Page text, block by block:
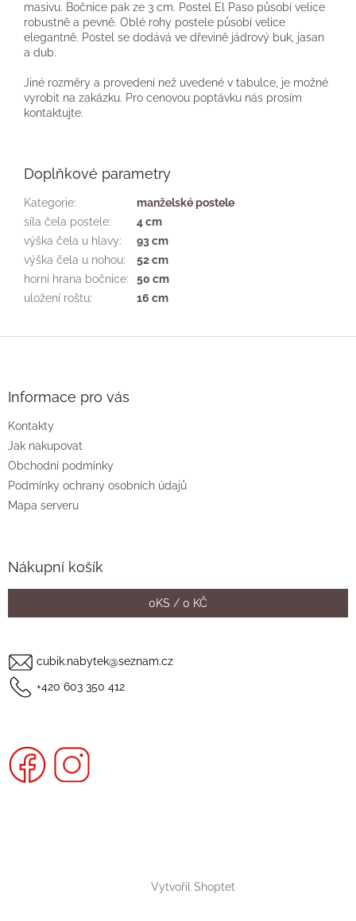
masivu. Bočnice pak ze 3 cm. Postel El Paso působí velice
robustně a pevně. Oblé rohy postele působí velice
elegantně. Postel se dodává ve dřevině jádrový buk, jasan
a dub.
Jiné rozměry a provedení než uvedené v tabulce, je možné
vyrobit na zakázku. Pro cenovou poptávku nás prosím
kontaktujte.
Doplňkové parametry
Kategorie:
manželské postele
síla čela postele:
4 cm
výška čela u hlavy:
93 cm
výška čela u nohou:
52 cm
horní hrana bočnice:
50 cm
uložení roštu: 16 cm
Informace pro vás
Kontakty
Jak nakupovat
Obchodní podmínky
Podmínky ochrany osobních údajů
Mapa serveru
Nákupní košík
0KS / 0 KČ
cubik.nabytek@seznam.cz
+420 603 350 412
Vytvořil Shoptet